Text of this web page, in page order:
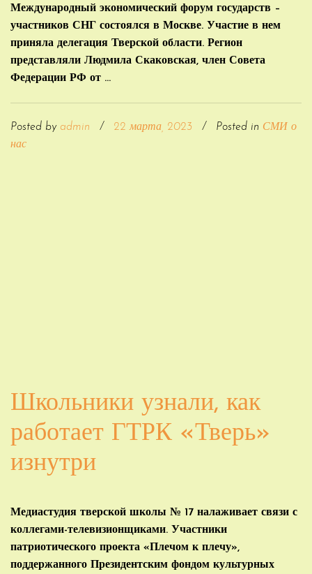
Международный экономический форум государств –
участников СНГ состоялся в Москве. Участие в нем
приняла делегация Тверской области. Регион
представляли Людмила Скаковская, член Совета
Федерации РФ от ...
Posted by admin / 22 марта, 2023 / Posted in СМИ о
нас
Школьники узнали, как
работает ГТРК «Тверь»
изнутри
Медиастудия тверской школы № 17 налаживает связи с
коллегами-телевизионщиками. Участники
патриотического проекта «Плечом к плечу»,
поддержанного Президентским фондом культурных